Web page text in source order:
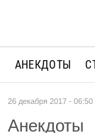
АНЕКДОТЫ
26 декабря 2017 - 06:50
Анекдоты